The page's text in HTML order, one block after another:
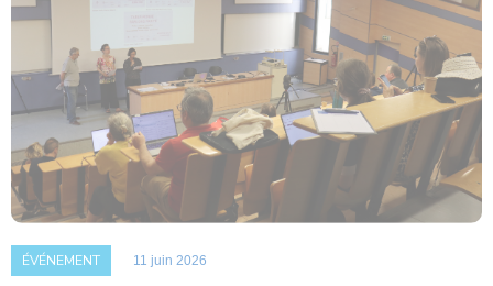
ÉVÉNEMENT 11 juin 2026